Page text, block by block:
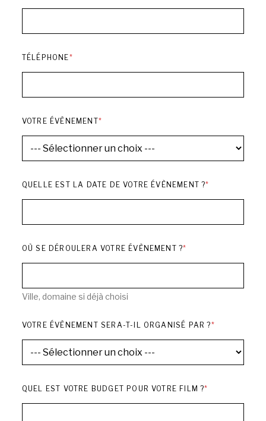
A
T
T
E
V
N
TÉLÉPHONE*
VOTRE ÉVÈNEMENT*
QUELLE EST LA DATE DE VOTRE ÉVÈNEMENT ?*
OÙ SE DÉROULERA VOTRE ÉVÈNEMENT ?*
Ville, domaine si déjà choisi
VOTRE ÉVÈNEMENT SERA-T-IL ORGANISÉ PAR ?*
QUEL EST VOTRE BUDGET POUR VOTRE FILM ?*